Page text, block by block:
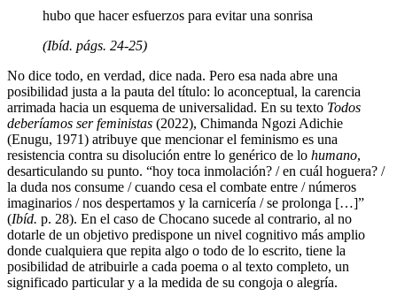
hubo que hacer esfuerzos para evitar una sonrisa
(Ibíd. págs. 24-25)
No dice todo, en verdad, dice nada. Pero esa nada abre una
posibilidad justa a la pauta del título: lo aconceptual, la carencia
arrimada hacia un esquema de universalidad. En su texto Todos
deberíamos ser feministas (2022), Chimanda Ngozi Adichie
(Enugu, 1971) atribuye que mencionar el feminismo es una
resistencia contra su disolución entre lo genérico de lo humano,
desarticulando su punto. “hoy toca inmolación? / en cuál hoguera? /
la duda nos consume / cuando cesa el combate entre / números
imaginarios / nos despertamos y la carnicería / se prolonga […]”
(Ibíd. p. 28). En el caso de Chocano sucede al contrario, al no
dotarle de un objetivo predispone un nivel cognitivo más amplio
donde cualquiera que repita algo o todo de lo escrito, tiene la
posibilidad de atribuirle a cada poema o al texto completo, un
significado particular y a la medida de su congoja o alegría.